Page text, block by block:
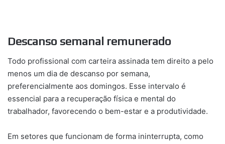
Descanso semanal remunerado
Todo profissional com carteira assinada tem direito a pelo
menos um dia de descanso por semana,
preferencialmente aos domingos. Esse intervalo é
essencial para a recuperação física e mental do
trabalhador, favorecendo o bem-estar e a produtividade.
Em setores que funcionam de forma ininterrupta, como